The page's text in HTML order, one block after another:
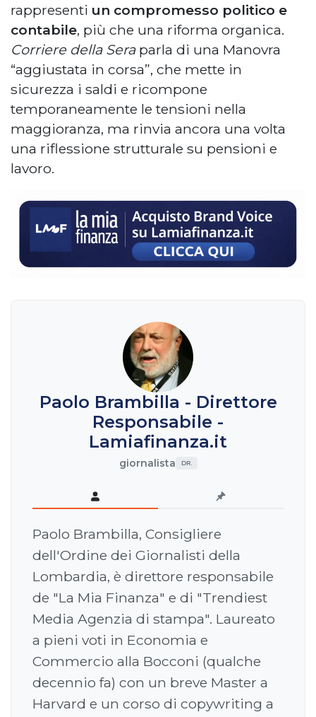
rappresenti un compromesso politico e
contabile, più che una riforma organica.
Corriere della Seraparla di una Manovra
“aggiustata in corsa”, che mette in
sicurezza i saldi e ricompone
temporaneamente le tensioni nella
maggioranza, ma rinvia ancora una volta
una riflessione strutturale su pensioni e
lavoro.
Paolo Brambilla - Direttore
Responsabile -
Lamiafinanza.it
giornalista DR.
Paolo Brambilla, Consigliere
dell'Ordine dei Giornalisti della
Lombardia, è direttore responsabile
de "La Mia Finanza" e di "Trendiest
Media Agenzia di stampa". Laureato
a pieni voti in Economia e
Commercio alla Bocconi (qualche
decennio fa) con un breve Master a
Harvard e un corso di copywriting a